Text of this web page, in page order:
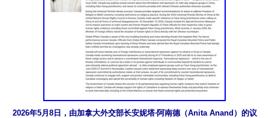
2026年5月8日，由加拿大外交部长安妮塔‧阿南德（Anita Anand）的议